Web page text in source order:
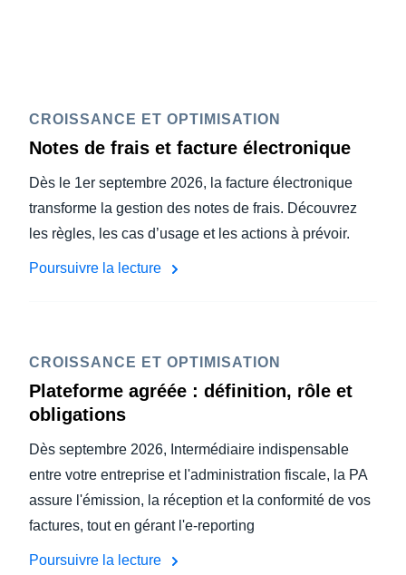
CROISSANCE ET OPTIMISATION
Notes de frais et facture électronique
Dès le 1er septembre 2026, la facture électronique
transforme la gestion des notes de frais. Découvrez
les règles, les cas d’usage et les actions à prévoir.
Poursuivre la lecture
CROISSANCE ET OPTIMISATION
Plateforme agréée : définition, rôle et
obligations
Dès septembre 2026, Intermédiaire indispensable
entre votre entreprise et l'administration fiscale, la PA
assure l'émission, la réception et la conformité de vos
factures, tout en gérant l'e-reporting
Poursuivre la lecture